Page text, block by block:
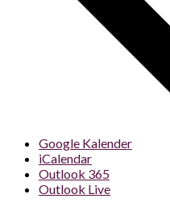
Google Kalender
iCalendar
Outlook 365
Outlook Live